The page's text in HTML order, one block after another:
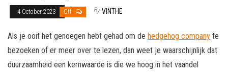
4 October 2023 Off By VINTHE
Als je ooit het genoegen hebt gehad om de hedgehog company te
bezoeken of er meer over te lezen, dan weet je waarschijnlijk dat
duurzaamheid een kernwaarde is die we hoog in het vaandel